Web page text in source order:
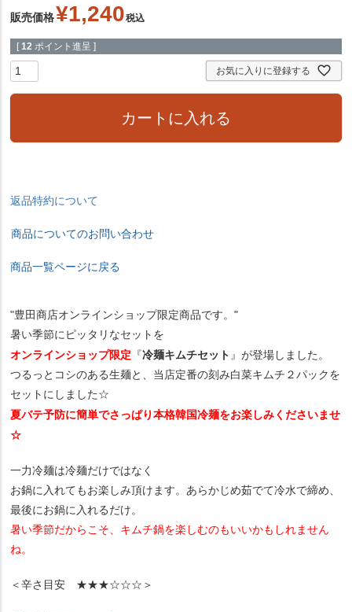
販売価格¥1,240税込
[ 12 ポイント進呈 ]
お気に入りに登録する
カートに入れる
返品特約について
商品についてのお問い合わせ
商品一覧ページに戻る
"豊田商店オンラインショップ限定商品です。"
暑い季節にピッタリなセットを
オンラインショップ限定 『冷麺キムチセット 』が登場しました。
つるっとコシのある生麺と、当店定番の刻み白菜キムチ２パックを
セットにしました☆
夏バテ予防に簡単でさっぱり本格韓国冷麺をお楽しみくださいませ
☆
一力冷麺は冷麺だけではなく
お鍋に入れてもお楽しみ頂けます。あらかじめ茹でて冷水で締め、
最後にお鍋に入れるだけ。
暑い季節だからこそ、キムチ鍋を楽しむのもいいかもしれません
ね。
＜辛さ目安 ★★★☆☆☆＞